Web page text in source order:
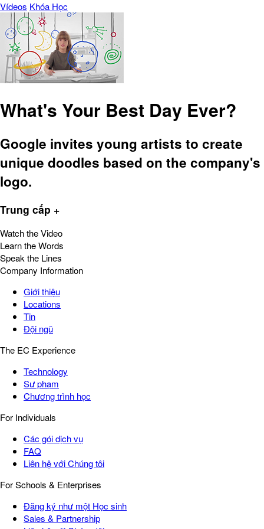
Vídeos Khóa Học
What's Your Best Day Ever?
Google invites young artists to create
unique doodles based on the company's
logo.
Trung cấp +
Watch the Video
Learn the Words
Speak the Lines
Company Information
Giới thiệu
Locations
Tin
Đội ngũ
The EC Experience
Technology
Sư phạm
Chương trình học
For Individuals
Các gói dịch vụ
FAQ
Liên hệ với Chúng tôi
For Schools & Enterprises
Đăng ký như một Học sinh
Sales & Partnership